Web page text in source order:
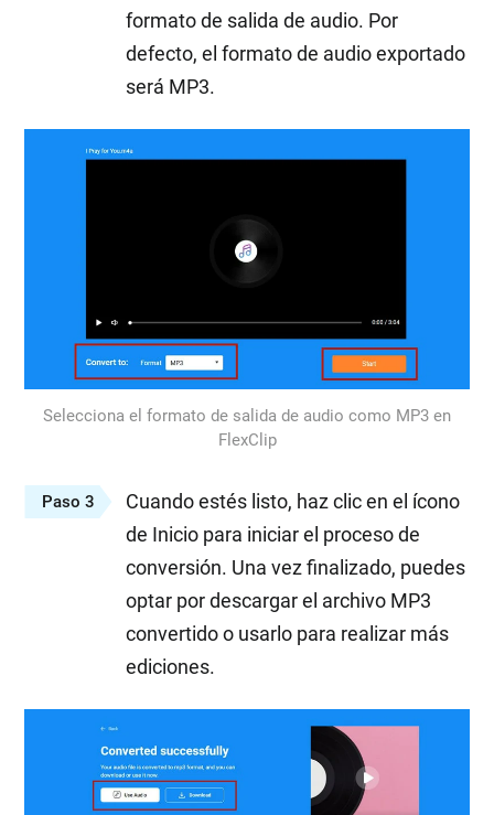
formato de salida de audio. Por
defecto, el formato de audio exportado
será MP3.
Selecciona el formato de salida de audio como MP3 en
FlexClip
Paso 3
Cuando estés listo, haz clic en el ícono
de Inicio para iniciar el proceso de
conversión. Una vez finalizado, puedes
optar por descargar el archivo MP3
convertido o usarlo para realizar más
ediciones.